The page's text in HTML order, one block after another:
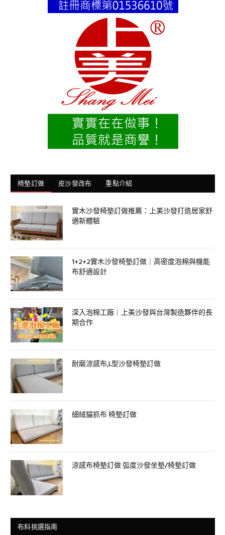
椅墊訂做 皮沙發改布 重點介紹
實木沙發椅墊訂做推薦：上美沙發打造居家舒
適新體驗
1+2+2實木沙發椅墊訂做｜高密度泡棉與機能
布舒適設計
深入泡棉工廠｜上美沙發與台灣製造夥伴的長
期合作
耐磨涼感布,L型沙發椅墊訂做
細絨貓抓布 椅墊訂做
涼感布椅墊訂做 弧度沙發坐墊/椅墊訂做
布料挑選指南